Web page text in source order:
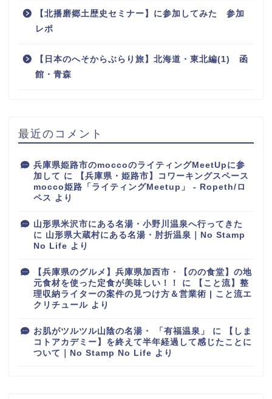
【北播磨郷土歴史セミナー】に参加してみた 参加
レポ
【日本のへそからぶらり旅】北海道・東北編(1) 函
館・青森
最近のコメント
兵庫県姫路市のmoccoのライティングMeetUpに参
加して に
【兵庫県・姫路市】コワーキングスペース
mocco姫路「ライティングMeetup」 - Ropeth/ロ
ペス より
山形県米沢市にある名湯・小野川温泉へ行ってきた
に 山形県大蔵村にある名湯・肘折温泉｜No Stamp
No Life より
【兵庫県のグルメ】兵庫県加西市・【のの食堂】の地
元食材を使った定食が美味しい！！
に
【こと流】整
理収納ライターの案件の見つけ方＆営業術 | こと流エ
クリチュール より
お肌がツルツル山陰の名湯・ 「有福温泉」 に
【しま
コトアカデミー】を終えて半年経過して感じたことに
ついて｜No Stamp No Life より